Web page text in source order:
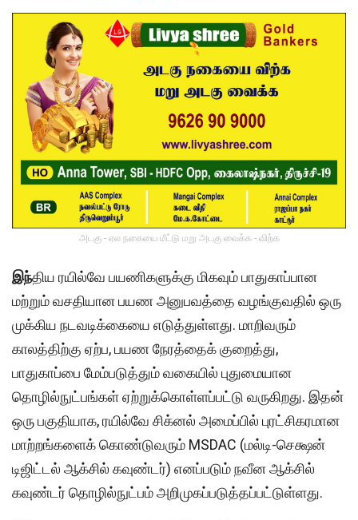
அடகு - ஏல நகையை மீட்டு மறு அடகு வைக்க - விற்க
இந்திய ரயில்வே பயணிகளுக்கு மிகவும் பாதுகாப்பான
மற்றும் வசதியான பயண அனுபவத்தை வழங்குவதில் ஒரு
முக்கிய நடவடிக்கையை எடுத்துள்ளது. மாறிவரும்
காலத்திற்கு ஏற்ப, பயண நேரத்தைக் குறைத்து,
பாதுகாப்பை மேம்படுத்தும் வகையில் புதுமையான
தொழில்நுட்பங்கள் ஏற்றுக்கொள்ளப்பட்டு வருகிறது. இதன்
ஒரு பகுதியாக, ரயில்வே சிக்னல் அமைப்பில் புரட்சிகரமான
மாற்றங்களைக் கொண்டுவரும் MSDAC (மல்டி-செக்ஷன்
டிஜிட்டல் ஆக்சில் கவுண்டர்) எனப்படும் நவீன ஆக்சில்
கவுண்டர் தொழில்நுட்பம் அறிமுகப்படுத்தப்பட்டுள்ளது.